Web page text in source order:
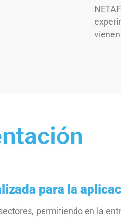
para la
permitiendo en la